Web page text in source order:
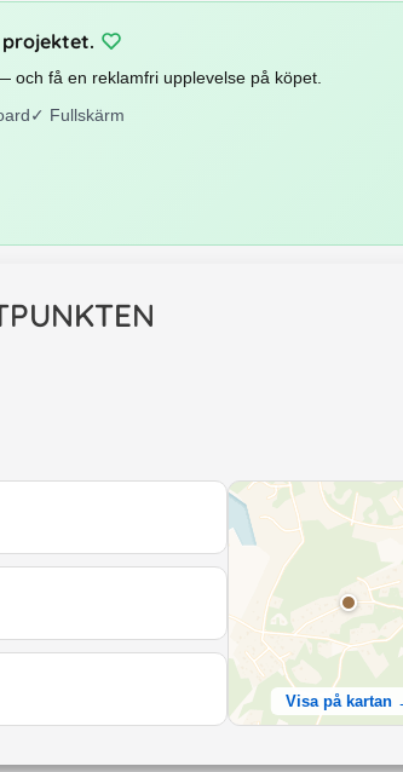
projektet.
och få en reklamfri upplevelse på köpet.
✓ Fullskärm
Visa på kartan